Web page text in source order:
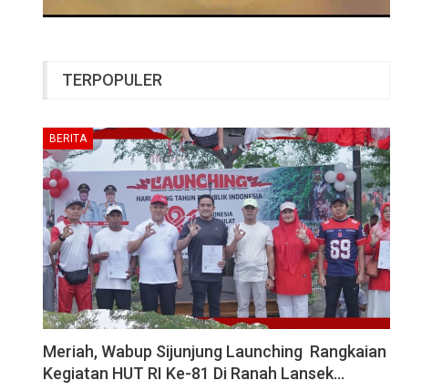
TERPOPULER
BERITA
Meriah, Wabup Sijunjung Launching Rangkaian
Kegiatan HUT RI Ke-81 Di Ranah Lansek…